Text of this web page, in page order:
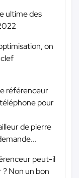
ultime des
on
référenceur
pour
de pierre
peut-il
Non un bon